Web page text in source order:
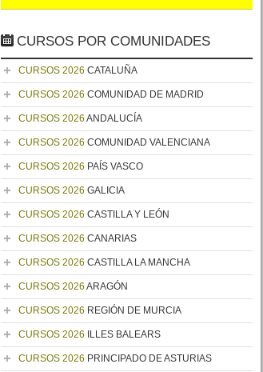
CURSOS POR COMUNIDADES
CURSOS 2026 CATALUÑA
CURSOS 2026 COMUNIDAD DE MADRID
CURSOS 2026 ANDALUCÍA
CURSOS 2026 COMUNIDAD VALENCIANA
CURSOS 2026 PAÍS VASCO
CURSOS 2026 GALICIA
CURSOS 2026 CASTILLA Y LEÓN
CURSOS 2026 CANARIAS
CURSOS 2026 CASTILLA LA MANCHA
CURSOS 2026 ARAGÓN
CURSOS 2026 REGIÓN DE MURCIA
CURSOS 2026 ILLES BALEARS
CURSOS 2026 PRINCIPADO DE ASTURIAS